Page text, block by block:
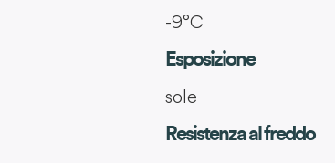
-9°C
Esposizione
sole
Resistenza al freddo